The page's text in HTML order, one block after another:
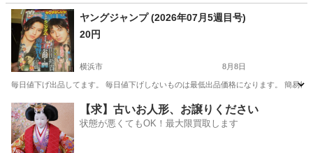
神奈川 横浜市 マンガ、コミック、アニメ 状態
ヤングジャンプ (2026年07月5週目号)
20円
横浜市 8月8日
毎日値下げ出品してます。 毎日値下げしないものは最低出品価格になります。 簡易
神奈川 マンガ、コミック、アニメ 状態
【求】古いお人形、お譲りください
状態が悪くてもOK！最大限買取します